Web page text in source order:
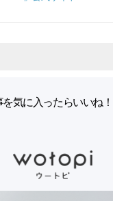
を気に入ったらいいね